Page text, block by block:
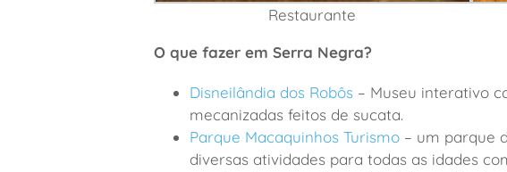
Restaurante
O que fazer em Serra Negra?
Disneilândia dos Robôs– Museu interativo
mecanizadas feitos de sucata.
Parque Macaquinhos Turismo– um parque
diversas atividades para todas as idades